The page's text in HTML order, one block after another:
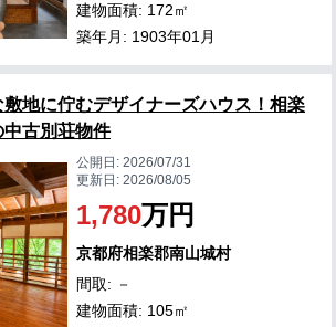
建物面積: 172㎡
築年月: 1903年01月
敷地に佇むデザイナーズハウス！相楽
古別荘物件
公開日:2026/07/31
更新日:2026/08/05
1,780万円
京都府相楽郡南山城村
間取: －
建物面積: 105㎡